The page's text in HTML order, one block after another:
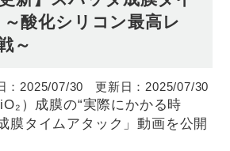
酸化シリコン最高レ
～
2025/07/30 2025/07/30
）成膜の“実際にかかる時
膜タイムアタック」動画を公開